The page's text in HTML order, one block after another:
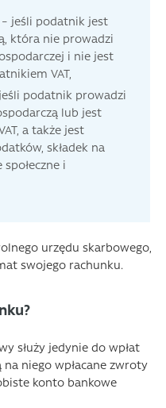
jeśli podatnik jest
która nie prowadzi
i nie jest
VAT,
podatnik prowadzi
lub jest
a także jest
składek na
i
urzędu skarbowego,
swojego rachunku.
służy jedynie do wpłat
niego wpłacane zwroty
konto bankowe